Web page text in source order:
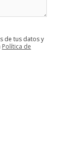
de tus datos y
Política de